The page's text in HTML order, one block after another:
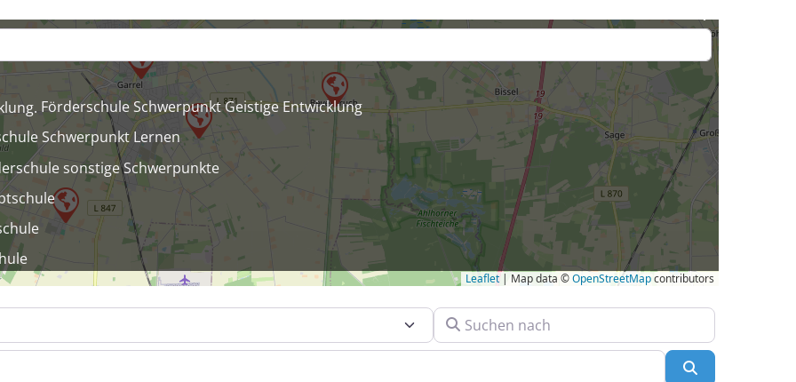
Leaflet | Map data ©OpenStreetMapcontributors
Förderschule Schwerpunkt Geistige Entwicklung
Schwerpunkt Lernen
sonstige Schwerpunkte
und Realschule
mit Förderschulklassen
Suchen nach
Suchen